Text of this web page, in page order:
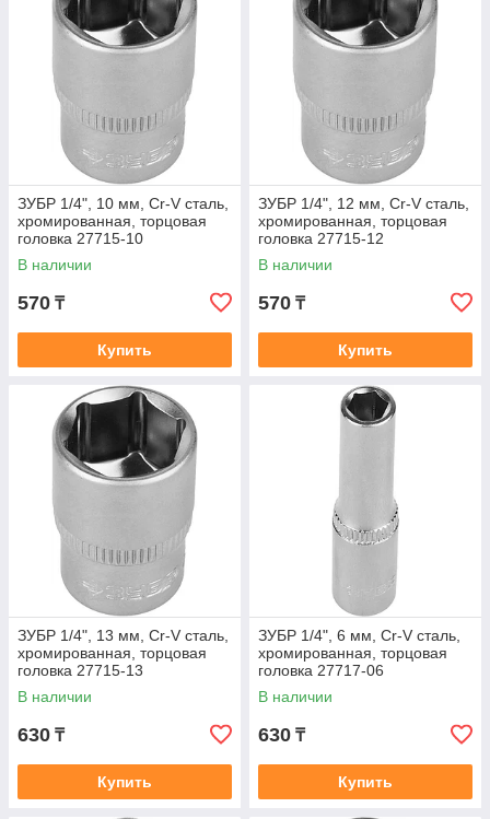
ЗУБР 1/4", 10 мм, Cr-V сталь,
хромированная, торцовая
головка 27715-10
В наличии
570 ₸
Купить
ЗУБР 1/4", 12 мм, Cr-V сталь,
хромированная, торцовая
головка 27715-12
В наличии
570 ₸
Купить
ЗУБР 1/4", 13 мм, Cr-V сталь,
хромированная, торцовая
головка 27715-13
В наличии
630 ₸
Купить
ЗУБР 1/4", 6 мм, Cr-V сталь,
хромированная, торцовая
головка 27717-06
В наличии
630 ₸
Купить